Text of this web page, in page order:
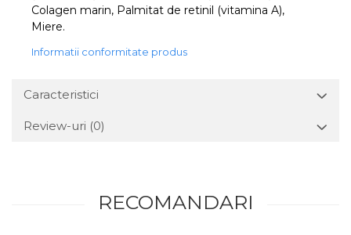
Colagen marin, Palmitat de retinil (vitamina A),
Miere.
Informatii conformitate produs
Caracteristici
Review-uri (0)
RECOMANDARI